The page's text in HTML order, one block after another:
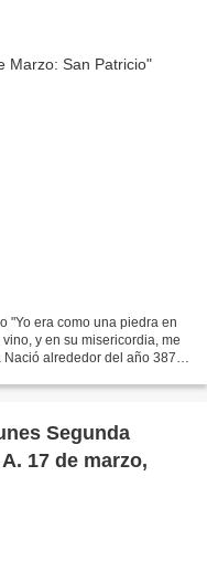
"Yo era como una piedra en
y en su misericordia, me
Nació alrededor del año 387,
Segunda
17 de marzo,